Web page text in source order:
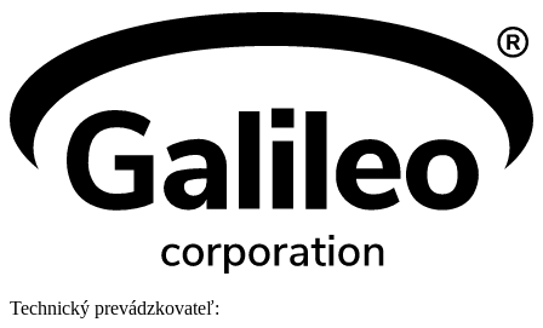
Technický prevádzkovateľ: